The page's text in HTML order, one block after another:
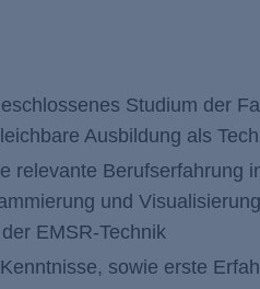
Studium der
Ausbildung als
relevante Berufserfahrung
und
EMSR-Technik
sowie erste